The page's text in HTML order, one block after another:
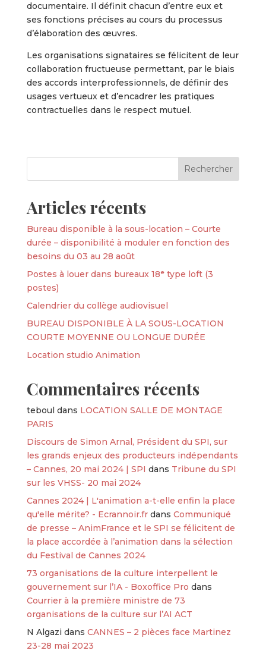
documentaire. Il définit chacun d’entre eux et
ses fonctions précises au cours du processus
d’élaboration des œuvres.
Les organisations signataires se félicitent de leur
collaboration fructueuse permettant, par le biais
des accords interprofessionnels, de définir des
usages vertueux et d’encadrer les pratiques
contractuelles dans le respect mutuel.
Articles récents
Bureau disponible à la sous-location – Courte
durée – disponibilité à moduler en fonction des
besoins du 03 au 28 août
Postes à louer dans bureaux 18ᵉ type loft (3
postes)
Calendrier du collège audiovisuel
BUREAU DISPONIBLE À LA SOUS-LOCATION
COURTE MOYENNE OU LONGUE DURÉE
Location studio Animation
Commentaires récents
teboul dans LOCATION SALLE DE MONTAGE
PARIS
Discours de Simon Arnal, Président du SPI, sur
les grands enjeux des producteurs indépendants
– Cannes, 20 mai 2024 | SPI dans Tribune du SPI
sur les VHSS- 20 mai 2024
Cannes 2024 | L'animation a-t-elle enfin la place
qu'elle mérite? - Ecrannoir.frdans Communiqué
de presse – AnimFrance et le SPI se félicitent de
la place accordée à l’animation dans la sélection
du Festival de Cannes 2024
73 organisations de la culture interpellent le
gouvernement sur l’IA - Boxoffice Pro dans
Courrier à la première ministre de 73
organisations de la culture sur l’AI ACT
N Algazi dans CANNES – 2 pièces face Martinez
23-28 mai 2023